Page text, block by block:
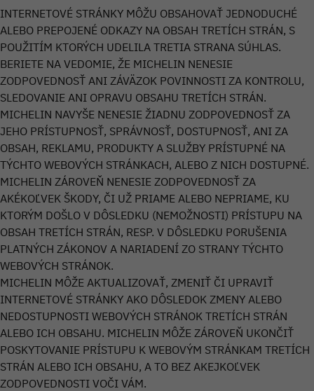
INTERNETOVÉ STRÁNKY MÔŽU OBSAHOVAŤ JEDNODUCHÉ
ALEBO PREPOJENÉ ODKAZY NA OBSAH TRETÍCH STRÁN, S
POUŽITÍM KTORÝCH UDELILA TRETIA STRANA SÚHLAS.
BERIETE NA VEDOMIE, ŽE MICHELIN NENESIE
ZODPOVEDNOSŤ ANI ZÁVÄZOK POVINNOSTI ZA KONTROLU,
SLEDOVANIE ANI OPRAVU OBSAHU TRETÍCH STRÁN.
MICHELIN NAVYŠE NENESIE ŽIADNU ZODPOVEDNOSŤ ZA
JEHO PRÍSTUPNOSŤ, SPRÁVNOSŤ, DOSTUPNOSŤ, ANI ZA
OBSAH, REKLAMU, PRODUKTY A SLUŽBY PRÍSTUPNÉ NA
TÝCHTO WEBOVÝCH STRÁNKACH, ALEBO Z NICH DOSTUPNÉ.
MICHELIN ZÁROVEŇ NENESIE ZODPOVEDNOSŤ ZA
AKÉKOĽVEK ŠKODY, ČI UŽ PRIAME ALEBO NEPRIAME, KU
KTORÝM DOŠLO V DÔSLEDKU (NEMOŽNOSTI) PRÍSTUPU NA
OBSAH TRETÍCH STRÁN, RESP. V DÔSLEDKU PORUŠENIA
PLATNÝCH ZÁKONOV A NARIADENÍ ZO STRANY TÝCHTO
WEBOVÝCH STRÁNOK.
MICHELIN MÔŽE AKTUALIZOVAŤ, ZMENIŤ ČI UPRAVIŤ
INTERNETOVÉ STRÁNKY AKO DÔSLEDOK ZMENY ALEBO
NEDOSTUPNOSTI WEBOVÝCH STRÁNOK TRETÍCH STRÁN
ALEBO ICH OBSAHU. MICHELIN MÔŽE ZÁROVEŇ UKONČIŤ
POSKYTOVANIE PRÍSTUPU K WEBOVÝM STRÁNKAM TRETÍCH
STRÁN ALEBO ICH OBSAHU, A TO BEZ AKEJKOĽVEK
ZODPOVEDNOSTI VOČI VÁM.